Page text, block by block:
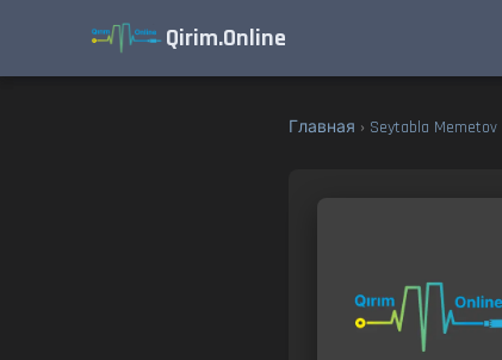
Qirim.Online
Главная › Seytabla Memetov